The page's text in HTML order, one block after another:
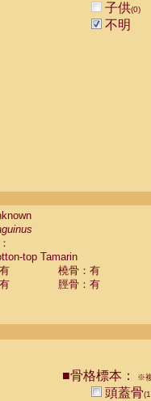
子供(0)
不明
top Tamarin
橈骨：有
脛骨：有
■骨格標本： ※
頭蓋骨